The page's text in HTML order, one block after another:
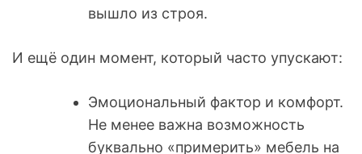
вышло из строя.
И ещё один момент, который часто упускают:
Эмоциональный фактор и комфорт.
Не менее важна возможность
буквально «примерить» мебель на